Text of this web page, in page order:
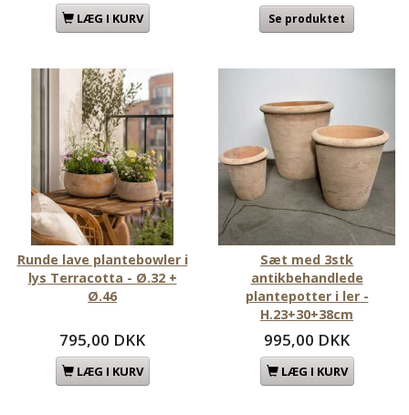
LÆG I KURV Se produktet
Runde lave plantebowler i
lys Terracotta - Ø.32 +
Ø.46
795,00 DKK
LÆG I KURV
Sæt med 3stk
antikbehandlede
plantepotter i ler -
H.23+30+38cm
995,00 DKK
LÆG I KURV